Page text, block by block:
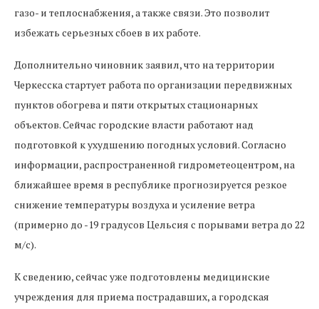
газо- и теплоснабжения, а также связи. Это позволит
избежать серьезных сбоев в их работе.
Дополнительно чиновник заявил, что на территории
Черкесска стартует работа по организации передвижных
пунктов обогрева и пяти открытых стационарных
объектов. Сейчас городские власти работают над
подготовкой к ухудшению погодных условий. Согласно
информации, распространенной гидрометеоцентром, на
ближайшее время в республике прогнозируется резкое
снижение температуры воздуха и усиление ветра
(примерно до -19 градусов Цельсия с порывами ветра до 22
м/с).
К сведению, сейчас уже подготовлены медицинские
учреждения для приема пострадавших, а городская